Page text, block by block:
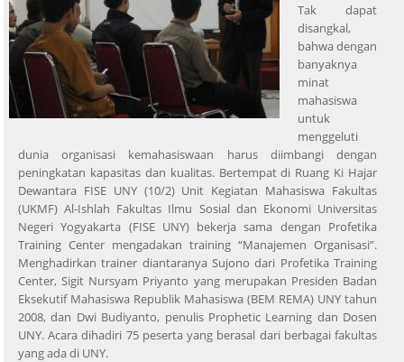
Tak dapat
disangkal,
bahwa dengan
banyaknya
minat
mahasiswa
untuk
menggeluti
dunia organisasi kemahasiswaan harus diimbangi dengan
peningkatan kapasitas dan kualitas. Bertempat di Ruang Ki Hajar
Dewantara FISE UNY (10/2) Unit Kegiatan Mahasiswa Fakultas
(UKMF) Al-Ishlah Fakultas Ilmu Sosial dan Ekonomi Universitas
Negeri Yogyakarta (FISE UNY) bekerja sama dengan Profetika
Training Center mengadakan training “Manajemen Organisasi”.
Menghadirkan trainer diantaranya Sujono dari Profetika Training
Center, Sigit Nursyam Priyanto yang merupakan Presiden Badan
Eksekutif Mahasiswa Republik Mahasiswa (BEM REMA) UNY tahun
2008, dan Dwi Budiyanto, penulis Prophetic Learning dan Dosen
UNY. Acara dihadiri 75 peserta yang berasal dari berbagai fakultas
yang ada di UNY.